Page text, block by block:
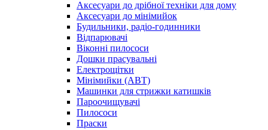
Аксесуари до дрібної техніки для дому
Аксесуари до мінімийок
Будильники, радіо-годинники
Відпарювачі
Віконні пилососи
Дошки прасувальні
Електрощітки
Мінімийки (АВТ)
Машинки для стрижки катишків
Пароочищувачі
Пилососи
Праски